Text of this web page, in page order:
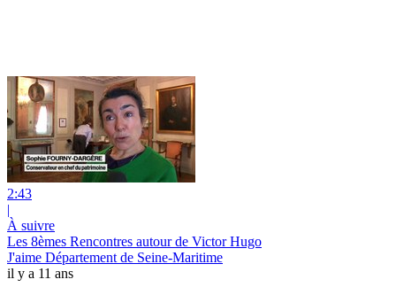
2:43
|
À suivre
Les 8èmes Rencontres autour de Victor Hugo
J'aime Département de Seine-Maritime
il y a 11 ans